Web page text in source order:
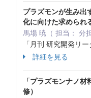
プラズモンが生み出
化に向けた求められ
馬場 暁（ 担当： 分
「月刊 研究開発リ
詳細を見る
「プラズモンナノ
修）